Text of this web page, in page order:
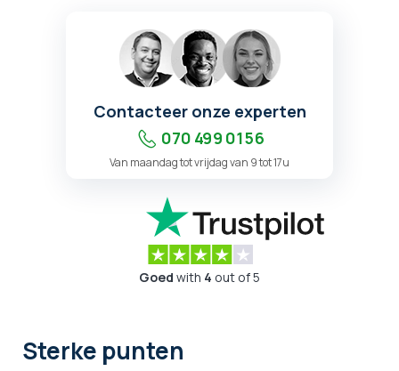
Contacteer onze experten
070 499 01 56
Van maandag tot vrijdag van 9 tot 17u
Goed with 4 out of 5
Sterke punten